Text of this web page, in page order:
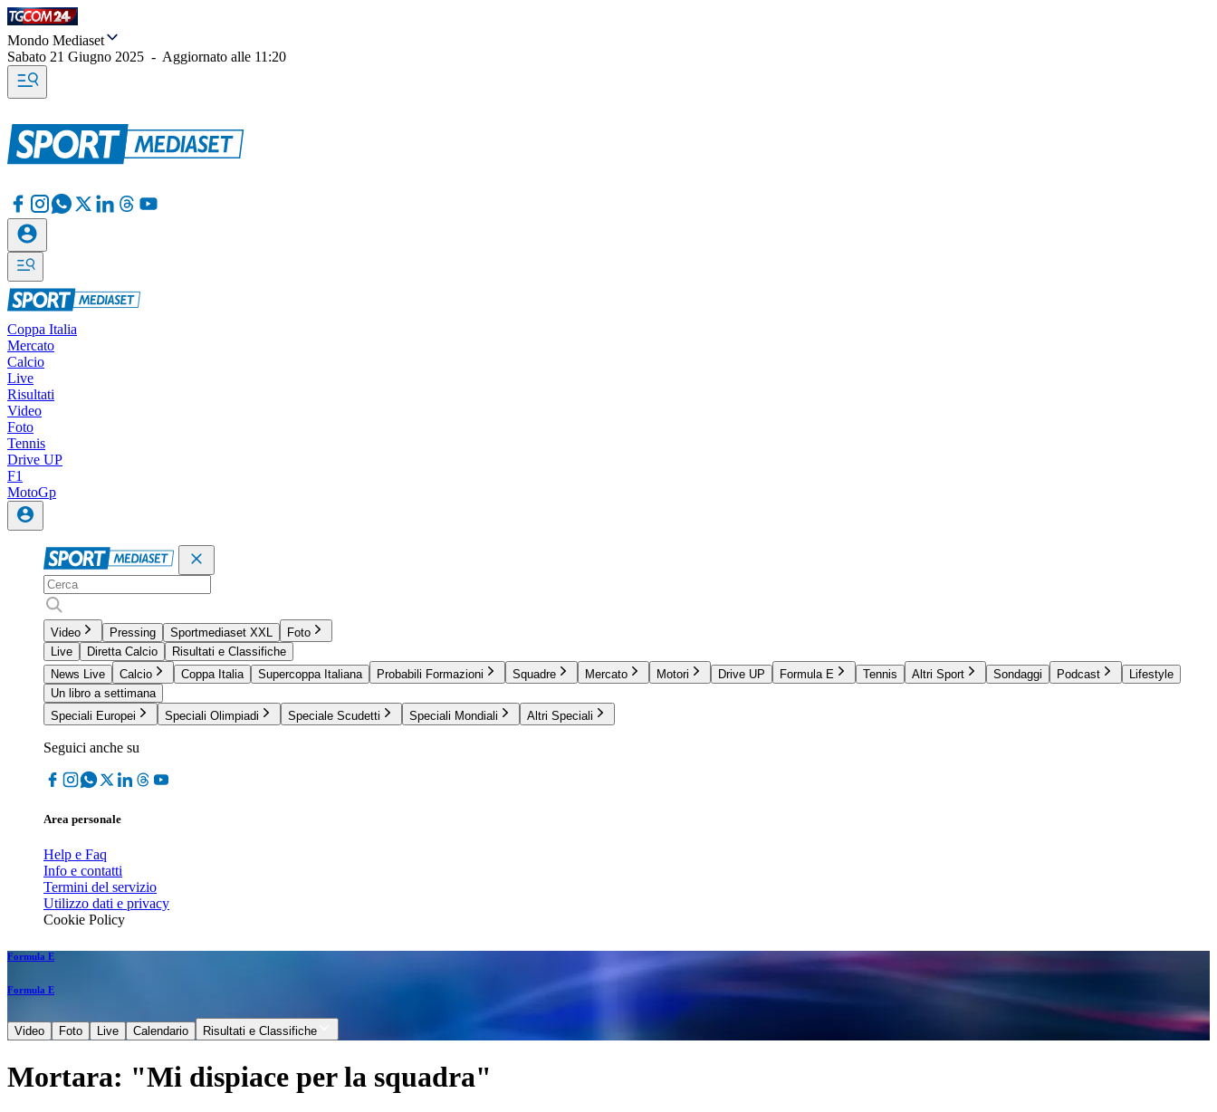
Mondo Mediaset
Sabato 21 Giugno 2025 - Aggiornato alle 11:20
Coppa Italia
Mercato
Calcio
Live
Risultati
Video
Foto
Tennis
Drive UP
F1
MotoGp
Video Pressing Sportmediaset XXL
Foto
Live
Diretta Calcio
Risultati e Classifiche
News Live
Calcio Coppa Italia Supercoppa Italiana Probabili Formazioni Squadre Mercato Motori Drive UP Formula E Tennis Altri Sport Sondaggi Podcast
Lifestyle
Un libro a settimana
Speciali Europei
Speciali Olimpiadi Speciale Scudetti Speciali Mondiali Altri Speciali
Seguici anche su
Area personale
Help e Faq
Info e contatti
Termini del servizio
Utilizzo dati e privacy
Cookie Policy
Formula E
Formula E
Video Foto Live Calendario Risultati e Classifiche
Mortara: "Mi dispiace per la squadra"